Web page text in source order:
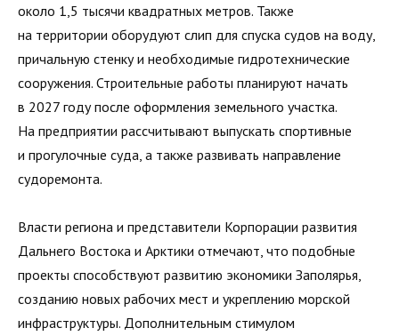
около 1,5 тысячи квадратных метров. Также
на территории оборудуют слип для спуска судов на воду,
причальную стенку и необходимые гидротехнические
сооружения. Строительные работы планируют начать
в 2027 году после оформления земельного участка.
На предприятии рассчитывают выпускать спортивные
и прогулочные суда, а также развивать направление
судоремонта.
Власти региона и представители Корпорации развития
Дальнего Востока и Арктики отмечают, что подобные
проекты способствуют развитию экономики Заполярья,
созданию новых рабочих мест и укреплению морской
инфраструктуры. Дополнительным стимулом